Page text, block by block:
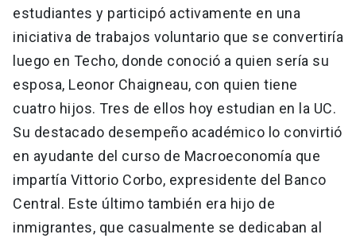
estudiantes y participó activamente en una
iniciativa de trabajos voluntario que se convertiría
luego en Techo, donde conoció a quien sería su
esposa, Leonor Chaigneau, con quien tiene
cuatro hijos. Tres de ellos hoy estudian en la UC.
Su destacado desempeño académico lo convirtió
en ayudante del curso de Macroeconomía que
impartía Vittorio Corbo, expresidente del Banco
Central. Este último también era hijo de
inmigrantes, que casualmente se dedicaban al